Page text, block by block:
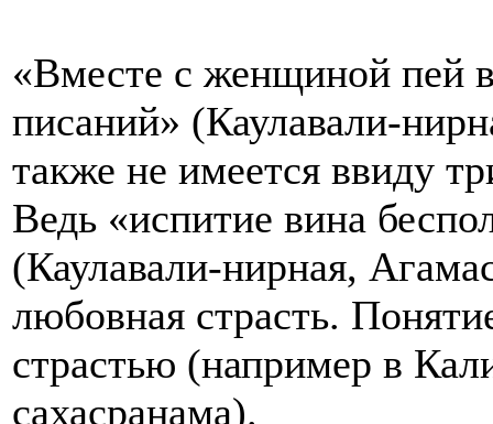
«Вместе с женщиной пей
писаний» (Каулавали-
также не имеется ввиду
Ведь «испитие вина
(Каулавали-нирная,
любовная страсть.
страстью (например в
сахасранама).